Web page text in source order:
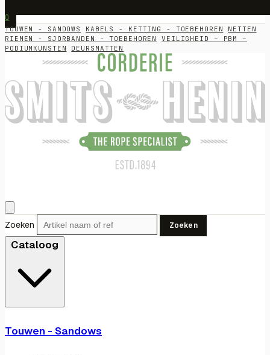
0
TOUWEN - SANDOWS KABELS - KETTING - TOEBEHOREN
NETTEN
RIEMEN - SJORBANDEN - TOEBEHOREN
VEILIGHEID – PBM –
PODIUMKUNSTEN
DEURSMATTEN
Zoeken Zoeken
Cataloog
Touwen - Sandows